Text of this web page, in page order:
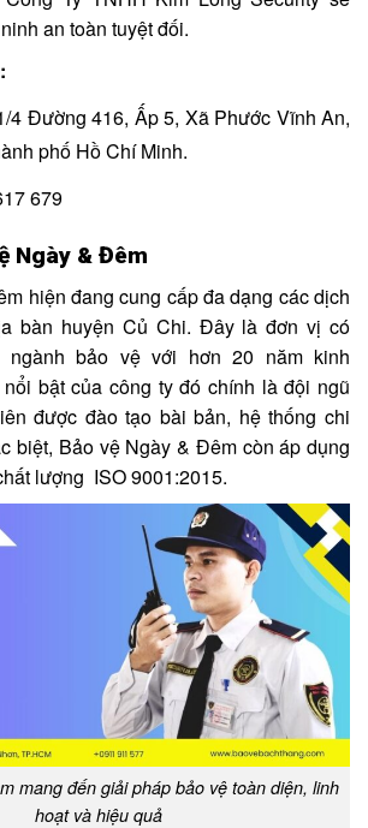
an toàn tuyệt đối.
4 Đường 416, Ấp 5, Xã Phước Vĩnh An,
phố Hồ Chí Minh.
679
Ngày & Đêm
hiện đang cung cấp đa dạng các dịch
bàn huyện Củ Chi. Đây là đơn vị có
ngành bảo vệ với hơn 20 năm kinh
bật của công ty đó chính là đội ngũ
được đào tạo bài bản, hệ thống chi
biệt, Bảo vệ Ngày & Đêm còn áp dụng
lượng ISO 9001:2015.
mang đến giải pháp bảo vệ toàn diện, linh
hoạt và hiệu quả